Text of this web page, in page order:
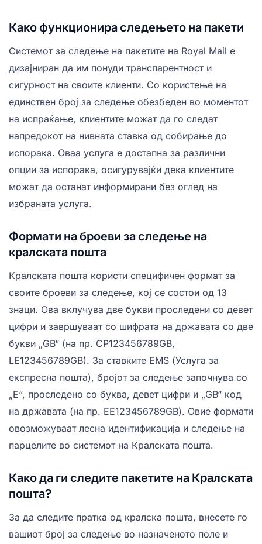
Како функционира следењето на пакети
Системот за следење на пакетите на Royal Mail е
дизајниран да им понуди транспарентност и
сигурност на своите клиенти. Со користење на
единствен број за следење обезбеден во моментот
на испраќање, клиентите можат да го следат
напредокот на нивната ставка од собирање до
испорака. Оваа услуга е достапна за различни
опции за испорака, осигурувајќи дека клиентите
можат да останат информирани без оглед на
избраната услуга.
Формати на броеви за следење на
кралската пошта
Кралската пошта користи специфичен формат за
своите броеви за следење, кој се состои од 13
знаци. Ова вклучува две букви проследени со девет
цифри и завршуваат со шифрата на државата со две
букви „GB“ (на пр. CP123456789GB,
LE123456789GB). За ставките EMS (Услуга за
експресна пошта), бројот за следење започнува со
„E“, проследено со буква, девет цифри и „GB“ код
на државата (на пр. EE123456789GB). Овие формати
овозможуваат лесна идентификација и следење на
парцелите во системот на Кралската пошта.
Како да ги следите пакетите на Кралската
пошта?
За да следите пратка од кралска пошта, внесете го
вашиот број за следење во назначеното поле и